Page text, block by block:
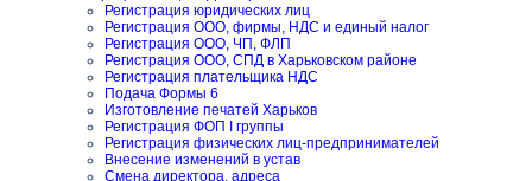
Регистрация юридических лиц
Регистрация ООО, фирмы, НДС и единый налог
Регистрация ООО, ЧП, ФЛП
Регистрация ООО, СПД в Харьковском районе
Регистрация плательщика НДС
Подача Формы 6
Изготовление печатей Харьков
Регистрация ФОП I группы
Регистрация физических лиц-предпринимателей
Внесение изменений в устав
Смена директора, адреса